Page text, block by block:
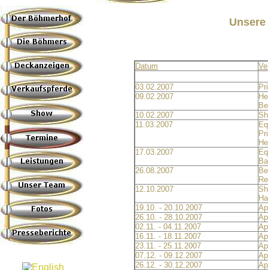
Datum
03.02.2007
09.02.2007
10.02.2007
11.03.2007
17.03.2007
26.08.2007
12.10.2007
19.10. - 20.10.2007
26.10. - 28.10.2007
02.11. - 04.11.2007
16.11. - 18.11.2007
23.11. - 25.11.2007
07.12. - 09.12.2007
26.12. - 30.12.2007